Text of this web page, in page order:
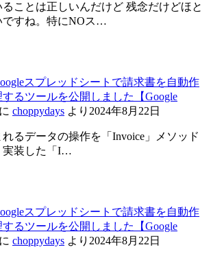
ことは正しいんだけど 残念だけどほと
ですね。特にNOス…
スプレッドシートで請求書を自動作
るツールを公開しました【Google
に choppydays より 2024年8月22日
るデータの操作を「Invoice」メソッド
実装した「I…
スプレッドシートで請求書を自動作
るツールを公開しました【Google
に choppydays より 2024年8月22日